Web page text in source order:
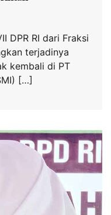
DPR RI dari Fraksi
terjadinya
kembali di PT
[…]